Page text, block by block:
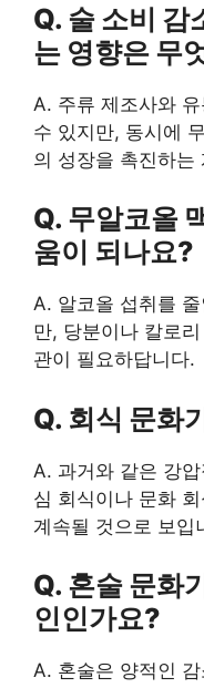
Q. 술 소비 감
는 영향은 무
A. 주류 제조사와
수 있지만, 동시에
의 성장을 촉진하는
Q. 무알코올
움이 되나요?
A. 알코올 섭취를
만, 당분이나 칼로
관이 필요하답니다.
Q. 회식 문화
A. 과거와 같은 강
심 회식이나 문화
계속될 것으로 보입
Q. 혼술 문화
인인가요?
A. 혼술은 양적인